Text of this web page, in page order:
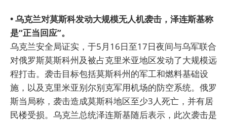
• 乌克兰对莫斯科发动大规模无人机袭击，泽连斯基称
是“正当回应”。
乌克兰安全局证实，于5月16日至17日夜间与乌军联合
对俄罗斯莫斯科州及被占克里米亚地区发动了大规模远
程打击。袭击目标包括莫斯科州的军工和燃料基础设
施，以及克里米亚别尔别克军用机场的防空系统。俄罗
斯当局称，袭击造成莫斯科地区至少3人死亡，并有居
民楼受损。乌克兰总统泽连斯基随后表示，此次袭击是